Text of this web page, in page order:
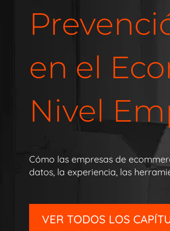
en el
Nivel
Cómo las empresas de
datos, la experiencia, las
VER TODOS LOS